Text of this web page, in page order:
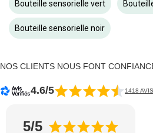
Bouteille sensorielle vert
Bouteille sensorielle noir
NOS CLIENTS NOUS FONT
4.6/5 1418
5/5